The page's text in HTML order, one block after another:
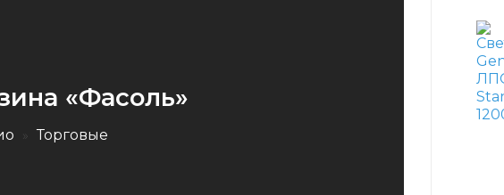
«Фасоль»
» Торговые